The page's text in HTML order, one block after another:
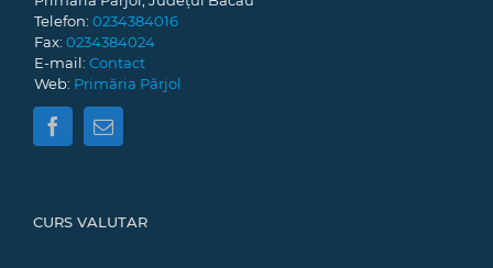
Telefon: 0234384016
Fax: 0234384024
E-mail: Contact
Web: Primăria Pârjol
CURS VALUTAR